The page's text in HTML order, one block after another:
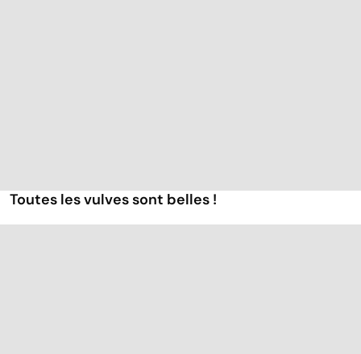
Toutes les vulves sont belles !